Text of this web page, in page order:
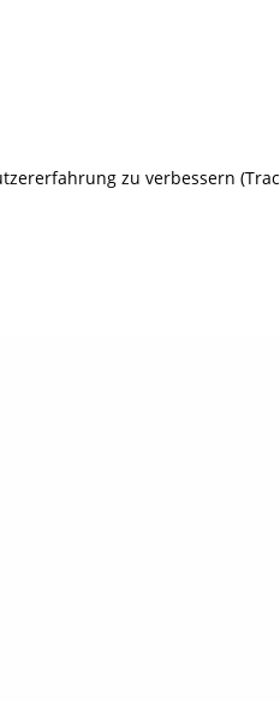
zu verbessern